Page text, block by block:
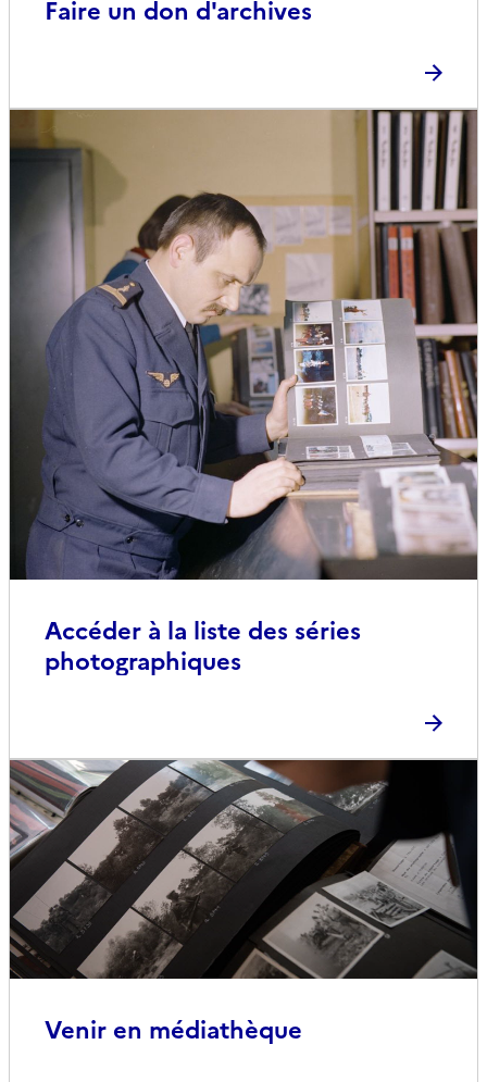
Faire un don d'archives
Accéder à la liste des séries
photographiques
Venir en médiathèque